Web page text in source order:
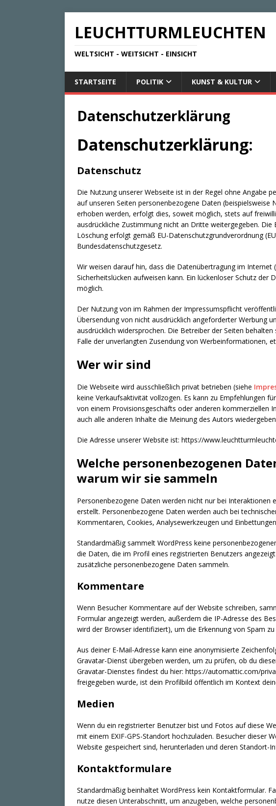
LEUCHTTURMLEUCHTEN
WELTSICHT - WEITSICHT - EINSICHT
STARTSEITE POLITIK KUNST & KULTUR
Datenschutzerklärung
Datenschutzerklärung:
Datenschutz
Die Nutzung unserer Webseite ist in der Regel ohne Angabe
auf unseren Seiten personenbezogene Daten (beispielsweise
erhoben werden, erfolgt dies, soweit möglich, stets auf
ausdrückliche Zustimmung nicht an Dritte weitergegeben. Die
Löschung erfolgt gemäß EU-Datenschutzgrundverordnung
Bundesdatenschutzgesetz.
Wir weisen darauf hin, dass die Datenübertragung im Internet
Sicherheitslücken aufweisen kann. Ein lückenloser Schutz
möglich.
Der Nutzung von im Rahmen der Impressumspflicht
Übersendung von nicht ausdrücklich angeforderter Werbung
ausdrücklich widersprochen. Die Betreiber der Seiten
Falle der unverlangten Zusendung von Werbeinformationen,
Wer wir sind
Die Webseite wird ausschließlich privat betrieben (siehe
keine Verkaufsaktivität vollzogen. Es kann zu Empfehlungen
von einem Provisionsgeschäfts oder anderen kommerziellen
auch alle anderen Inhalte die Meinung des Autors
Die Adresse unserer Website ist: https://
Welche personenbezogenen
warum wir sie sammeln
Personenbezogene Daten werden nicht nur bei Interaktionen
erstellt. Personenbezogene Daten werden auch bei
Kommentaren, Cookies, Analysewerkzeugen und
Standardmäßig sammelt WordPress keine
die Daten, die im Profil eines registrierten Benutzers
zusätzliche personenbezogene Daten sammeln.
Kommentare
Wenn Besucher Kommentare auf der Website schreiben,
Formular angezeigt werden, außerdem die IP-Adresse des
wird der Browser identifiziert), um die Erkennung von Spam
Aus deiner E-Mail-Adresse kann eine anonymisierte
Gravatar-Dienst übergeben werden, um zu prüfen, ob du
Gravatar-Dienstes findest du hier: https://automattic.com/
freigegeben wurde, ist dein Profilbild öffentlich im Kontext
Medien
Wenn du ein registrierter Benutzer bist und Fotos auf diese
mit einem EXIF-GPS-Standort hochzuladen. Besucher dieser
Website gespeichert sind, herunterladen und deren Standort-
Kontaktformulare
Standardmäßig beinhaltet WordPress kein Kontaktformular.
nutze diesen Unterabschnitt, um anzugeben, welche